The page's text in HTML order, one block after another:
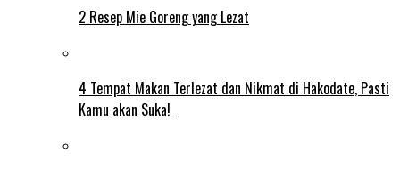
2 Resep Mie Goreng yang Lezat
4 Tempat Makan Terlezat dan Nikmat di Hakodate, Pasti
Kamu akan Suka!